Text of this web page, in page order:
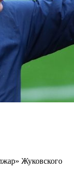
Жуковского